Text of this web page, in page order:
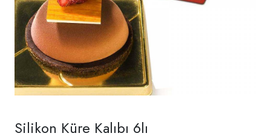
Silikon Küre Kalıbı 6lı